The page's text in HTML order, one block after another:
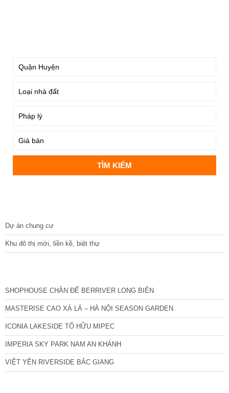
Dự án chung cư
Khu đô thị mới, liền kề, biệt thự
SHOPHOUSE CHÂN ĐẾ BERRIVER LONG BIÊN
MASTERISE CAO XÀ LÁ – HÀ NỘI SEASON GARDEN
ICONIA LAKESIDE TỐ HỮU MIPEC
IMPERIA SKY PARK NAM AN KHÁNH
VIỆT YÊN RIVERSIDE BẮC GIANG